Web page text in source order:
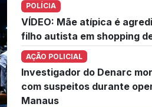
POLÍCIA
VÍDEO: Mãe atípica é
filho autista em shopping
AÇÃO POLICIAL
Investigador do Denarc
com suspeitos durante
Manaus